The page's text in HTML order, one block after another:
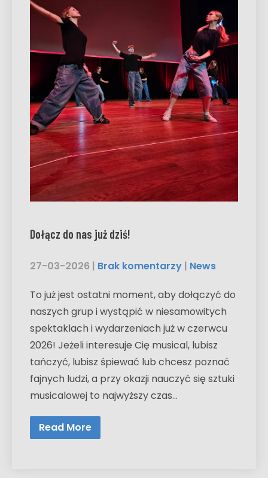
Dołącz do nas już dziś!
27-03-2026 | Brak komentarzy | News
To już jest ostatni moment, aby dołączyć do
naszych grup i wystąpić w niesamowitych
spektaklach i wydarzeniach już w czerwcu
2026! Jeżeli interesuje Cię musical, lubisz
tańczyć, lubisz śpiewać lub chcesz poznać
fajnych ludzi, a przy okazji nauczyć się sztuki
musicalowej to najwyższy czas…
Read More